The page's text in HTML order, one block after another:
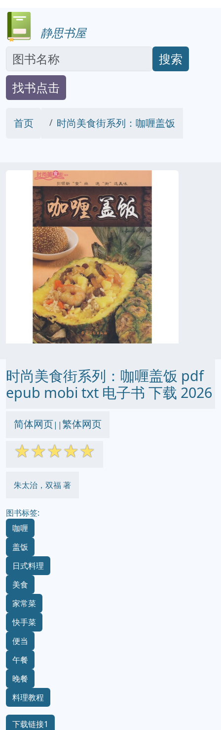
静思书屋
搜索
找书点击
首页 时尚美食街系列：咖喱盖饭
时尚美食街系列：咖喱盖饭 pdf
epub mobi txt 电子书 下载 2026
简体网页||繁体网页
☆☆☆☆☆
朱太治，双福 著
图书标签:
咖喱
盖饭
日式料理
美食
家常菜
快手菜
便当
午餐
晚餐
料理教程
下载链接1